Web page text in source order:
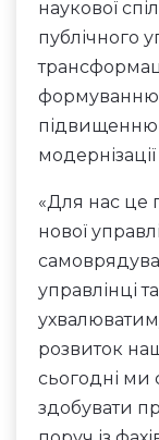
наукової
публічного
формуванню
підвищенню
«Для нас це
нової
управлінці
розвиток
сьогодні ми
здобувати